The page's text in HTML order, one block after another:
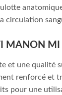
circulation
MANON
et une qualité
renforcé et
pour une